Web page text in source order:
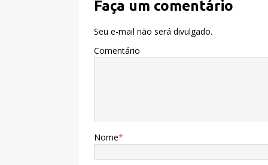
Faça um comentário
Seu e-mail não será divulgado.
Comentário
Nome*